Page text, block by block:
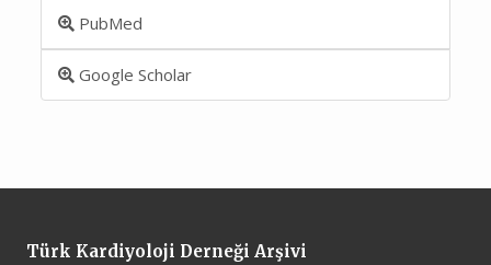
PubMed
Google Scholar
Türk Kardiyoloji Derneği Arşivi